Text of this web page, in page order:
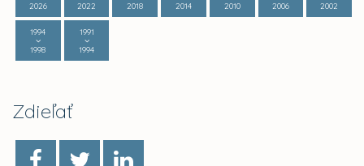
2026
2022
2018
2014
2010
2006
2002
1994
1998
1991
1994
Zdieľať